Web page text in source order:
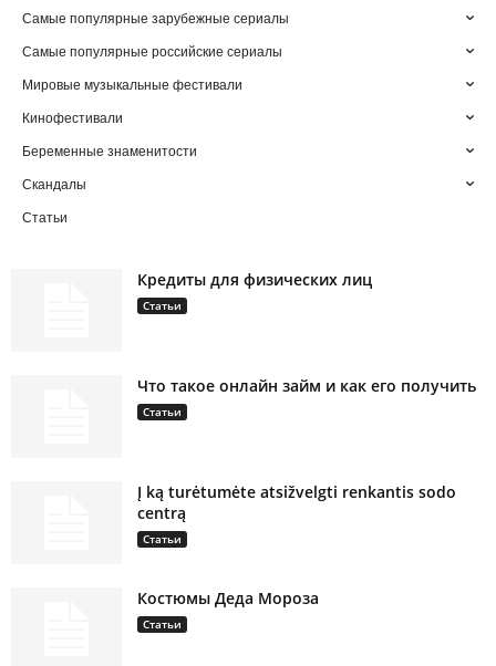
Самые популярные зарубежные сериалы
Самые популярные российские сериалы
Мировые музыкальные фестивали
Кинофестивали
Беременные знаменитости
Скандалы
Статьи
Кредиты для физических лиц
Статьи
Что такое онлайн займ и как его получить
Статьи
Į ką turėtumėte atsižvelgti renkantis sodo
centrą
Статьи
Костюмы Деда Мороза
Статьи